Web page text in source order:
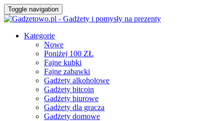
Toggle navigation
Kategorie
Nowe
Poniżej 100 ZŁ
Fajne kubki
Fajne zabawki
Gadżety alkoholowe
Gadżety bitcoin
Gadżety biurowe
Gadżety dla gracza
Gadżety domowe